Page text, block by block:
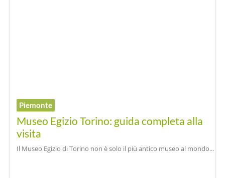
Piemonte
Museo Egizio Torino: guida completa alla
visita
Il Museo Egizio di Torino non è solo il più antico museo al mondo...